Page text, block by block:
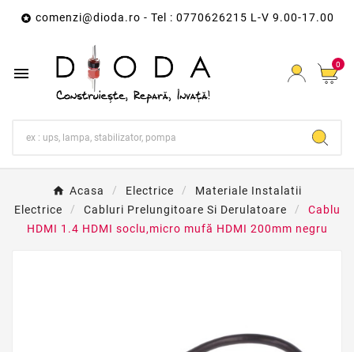
 comenzi@dioda.ro - Tel : 0770626215 L-V 9.00-17.00
 0
Acasa Electrice
Materiale Instalatii
Electrice
Cabluri Prelungitoare Si Derulatoare
Cablu
HDMI 1.4 HDMI soclu,micro mufă HDMI 200mm negru